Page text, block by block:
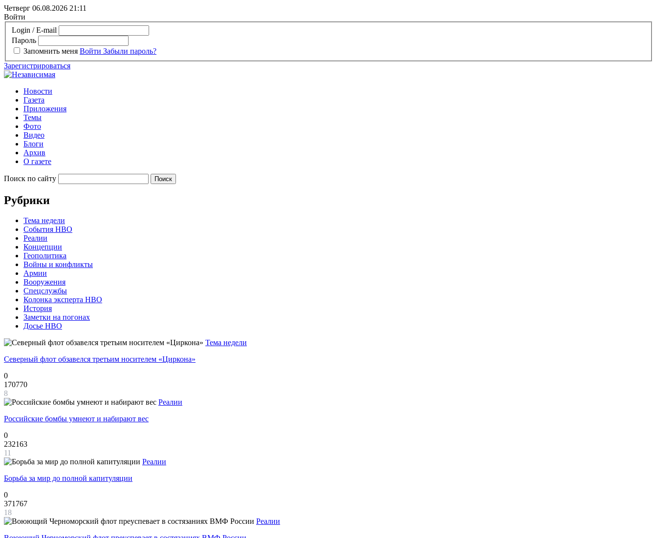
Четверг 06.08.2026 21:11
Войти
Login / E-mail
Пароль
Запомнить меня Войти Забыли пароль?
Зарегистрироваться
Новости
Газета
Приложения
Темы
Фото
Видео
Блоги
Архив
О газете
Поиск по сайту
Рубрики
Тема недели
События НВО
Реалии
Концепции
Геополитика
Войны и конфликты
Армии
Вооружения
Спецслужбы
Колонка эксперта НВО
История
Заметки на погонах
Досье НВО
Тема недели
Северный флот обзавелся третьим носителем «Циркона»
0
170770
8
Реалии
Российские бомбы умнеют и набирают вес
0
232163
11
Реалии
Борьба за мир до полной капитуляции
0
371767
18
Реалии